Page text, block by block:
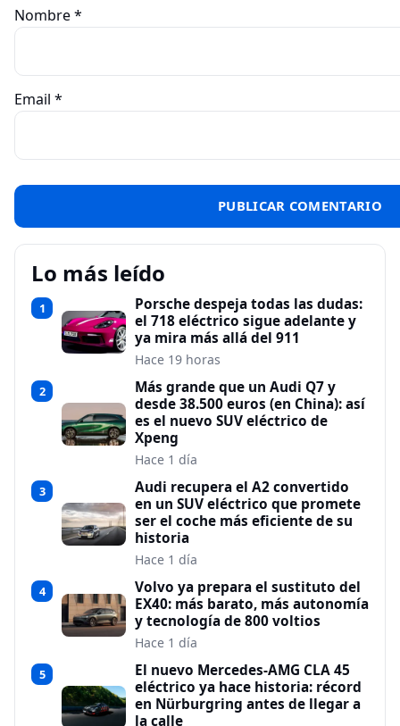
Nombre*
Email *
Lo más leído
1
Porsche despeja todas las dudas:
el 718 eléctrico sigue adelante y
ya mira más allá del 911
Hace 19 horas
2
Más grande que un Audi Q7 y
desde 38.500 euros (en China): así
es el nuevo SUV eléctrico de
Xpeng
Hace 1 día
3
Audi recupera el A2 convertido
en un SUV eléctrico que promete
ser el coche más eficiente de su
historia
Hace 1 día
4
Volvo ya prepara el sustituto del
EX40: más barato, más autonomía
y tecnología de 800 voltios
Hace 1 día
5
El nuevo Mercedes-AMG CLA 45
eléctrico ya hace historia: récord
en Nürburgring antes de llegar a
la calle